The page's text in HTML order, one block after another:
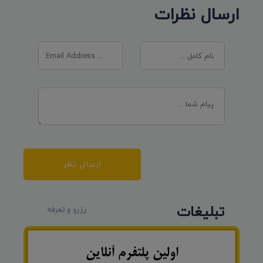
ارسال نظرات
ارسال نظر
تبلیغات رزرو و تعرفه